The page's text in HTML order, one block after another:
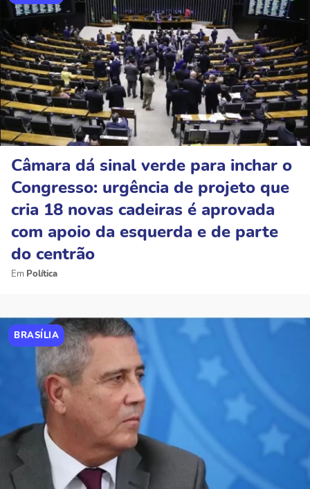
Câmara dá sinal verde para inchar o
Congresso: urgência de projeto que
cria 18 novas cadeiras é aprovada
com apoio da esquerda e de parte
do centrão
Política
BRASÍLIA